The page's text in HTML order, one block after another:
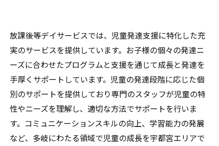
放課後等デイサービスでは、児童発達支援に特化した充
実のサービスを提供しています。お子様の個々の発達ニ
ーズに合わせたプログラムと支援を通じて成長と発達を
手厚くサポートしています。児童の発達段階に応じた個
別のサポートを提供しており専門のスタッフが児童の特
性やニーズを理解し、適切な方法でサポートを行いま
す。コミュニケーションスキルの向上、学習能力の発展
など、多岐にわたる領域で児童の成長を宇都宮エリアで